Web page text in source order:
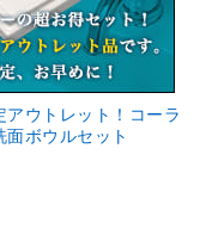
アウトレット！コーラ
面ボウルセット